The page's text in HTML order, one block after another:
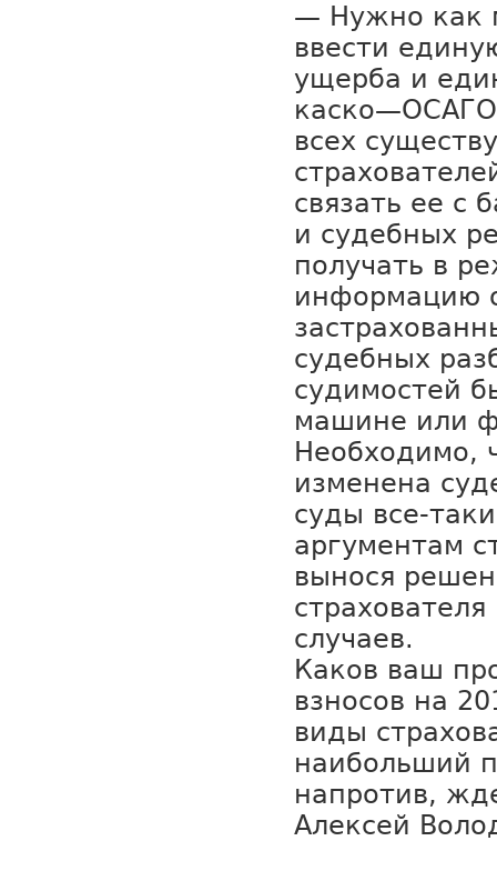
— Нужно как
ввести
ущерба и
всех
связать ее с
и судебных
получать в
информацию
судебных
судимостей
машине или
Необходимо,
изменена
суды все-
аргументам
вынося
случаев.
Каков ваш
взносов на
виды
наибольший
напротив,
Алексей